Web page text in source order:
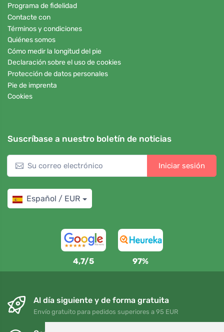
Programa de fidelidad
Contacte con
Términos y condiciones
Quiénes somos
Cómo medir la longitud del pie
Declaración sobre el uso de cookies
Protección de datos personales
Pie de imprenta
Cookies
Suscríbase a nuestro boletín de noticias
Iniciar sesión
Español / EUR
4,7/5 97%
Al día siguiente y de forma gratuita
Envío gratuito para pedidos superiores a 95 EUR